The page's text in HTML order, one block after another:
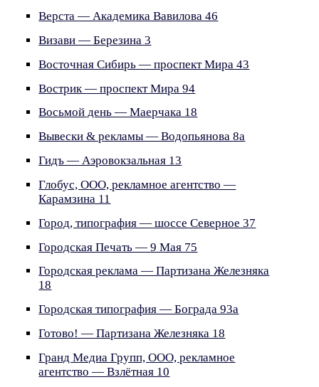
Верста — Академика Вавилова 46
Визави — Березина 3
Восточная Сибирь — проспект Мира 43
Вострик — проспект Мира 94
Восьмой день — Маерчака 18
Вывески & рекламы — Водопьянова 8а
Гидъ — Аэровокзальная 13
Глобус, ООО, рекламное агентство —
Карамзина 11
Город, типография — шоссе Северное 37
Городская Печать — 9 Мая 75
Городская реклама — Партизана Железняка
18
Городская типография — Бограда 93а
Готово! — Партизана Железняка 18
Гранд Медиа Групп, ООО, рекламное
агентство — Взлётная 10